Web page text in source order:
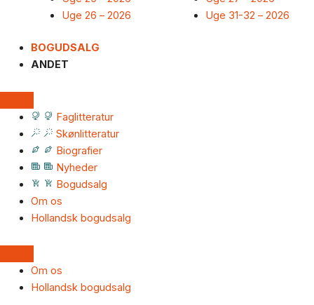
Uge 26 – 2026
Uge 31-32 – 2026
BOGUDSALG
ANDET
Faglitteratur
Skønlitteratur
Biografier
Nyheder
Bogudsalg
Om os
Hollandsk bogudsalg
Om os
Hollandsk bogudsalg